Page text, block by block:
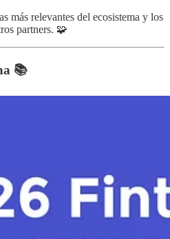
más relevantes del ecosistema y los
partners. 🧩
📚